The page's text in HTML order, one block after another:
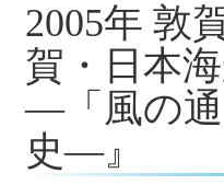
2005年 敦
賀・日本
―「風の
史―』